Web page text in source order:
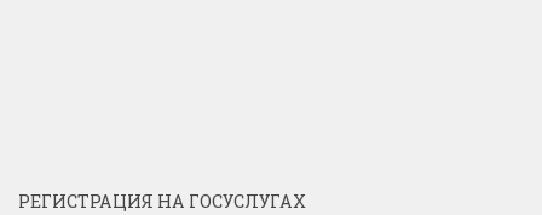
РЕГИСТРАЦИЯ НА ГОСУСЛУГАХ